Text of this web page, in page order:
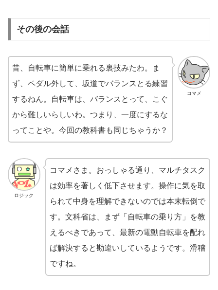
その後の会話
コマメ
昔、自転車に簡単に乗れる裏技みたわ。ま
ず、ペダル外して、坂道でバランスとる練習
するねん。自転車は、バランスとって、こぐ
から難しいらしいわ。つまり、一度にするな
ってことや。今回の教科書も同じちゃうか？
ロジック
コマメさま。おっしゃる通り、マルチタスク
は効率を著しく低下させます。操作に気を取
られて中身を理解できないのでは本末転倒で
す。文科省は、まず「自転車の乗り方」を教
えるべきであって、最新の電動自転車を配れ
ば解決すると勘違いしているようです。滑稽
ですね。